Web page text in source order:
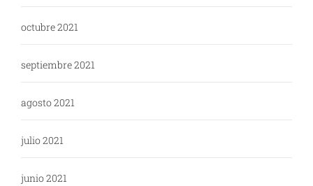
octubre 2021
septiembre 2021
agosto 2021
julio 2021
junio 2021